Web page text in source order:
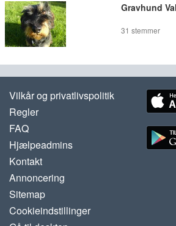
Gravhund
31 stemmer
Vilkår og privatlivspolitik
Regler
FAQ
Hjælpeadmins
Kontakt
Annoncering
Sitemap
Cookieindstillinger